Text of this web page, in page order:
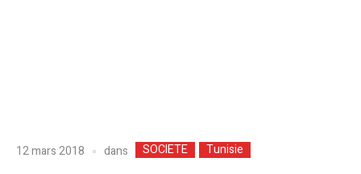
12 mars 2018 dans SOCIETE Tunisie